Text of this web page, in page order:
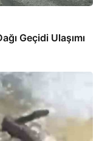
Geçidi Ulaşımı